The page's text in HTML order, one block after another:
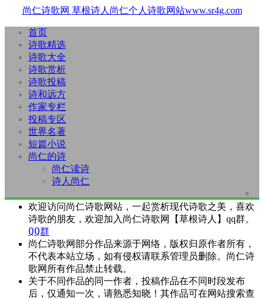
尚仁诗歌网 草根诗人尚仁个人诗歌网站www.sr4g.com
首页
诗歌精选
诗歌大全
诗歌赏析
诗歌投稿
诗和远方
作家专栏
投稿专区
世界名著
短篇小说
尚仁的诗
尚仁读诗
诗人尚仁
欢迎访问尚仁诗歌网站，一起赏析现代诗歌之美，喜欢
诗歌的朋友，欢迎加入尚仁诗歌网【草根诗人】qq群。
QQ群
尚仁诗歌网部分作品来源于网络，版权归原作者所有，
不代表本站立场，如有侵权请联系管理员删除。尚仁诗
歌网所有作品禁止转载。
关于不同作品的同一作者，投稿作品在不同时段发布
后，仅通知一次，请熟悉知晓！其作品可在网站搜索查